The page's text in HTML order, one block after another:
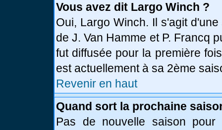
Vous avez dit Largo Winch ?
Oui, Largo Winch. Il s'agit
de J. Van Hamme et P. Francq
fut diffusée pour la première
est actuellement à sa 2ème
Revenir en haut
Quand sort la prochaine
Pas de nouvelle saison pour